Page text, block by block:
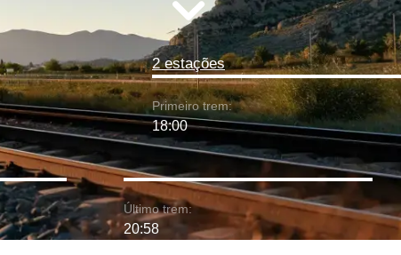
2 estações
Primeiro trem:
18:00
Último trem:
20:58